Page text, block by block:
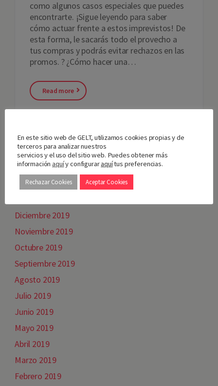
como algunos casos especiales que puedes
encontrarte. ¡Sigue leyendo para saber
cómo actuar frente a estos imprevistos! De
esta forma, le sacarás todo el provecho a
tus compras y podrás evitar rechazos en las
promos. ? ¿Cómo hacer una…
Read more
ARCHIVES
Diciembre 2019
Noviembre 2019
Octubre 2019
Septiembre 2019
Agosto 2019
Julio 2019
Junio 2019
Mayo 2019
Abril 2019
Marzo 2019
Febrero 2019
En este sitio web de GELT, utilizamos cookies propias y de
terceros para analizar nuestros
servicios y el uso del sitio web. Puedes obtener más
informaciónaquíy configuraraquítus preferencias.
Rechazar Cookies Aceptar Cookies